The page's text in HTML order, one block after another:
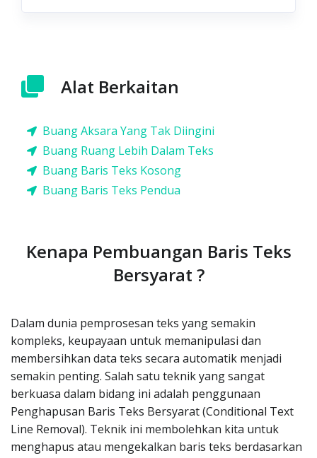
Alat Berkaitan
Buang Aksara Yang Tak Diingini
Buang Ruang Lebih Dalam Teks
Buang Baris Teks Kosong
Buang Baris Teks Pendua
Kenapa Pembuangan Baris Teks
Bersyarat ?
Dalam dunia pemprosesan teks yang semakin
kompleks, keupayaan untuk memanipulasi dan
membersihkan data teks secara automatik menjadi
semakin penting. Salah satu teknik yang sangat
berkuasa dalam bidang ini adalah penggunaan
Penghapusan Baris Teks Bersyarat (Conditional Text
Line Removal). Teknik ini membolehkan kita untuk
menghapus atau mengekalkan baris teks berdasarkan